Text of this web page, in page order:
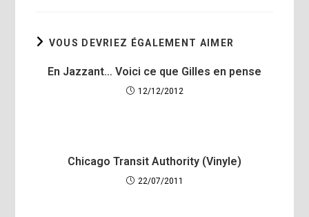
VOUS DEVRIEZ ÉGALEMENT AIMER
En Jazzant… Voici ce que Gilles en pense
12/12/2012
Chicago Transit Authority (Vinyle)
22/07/2011